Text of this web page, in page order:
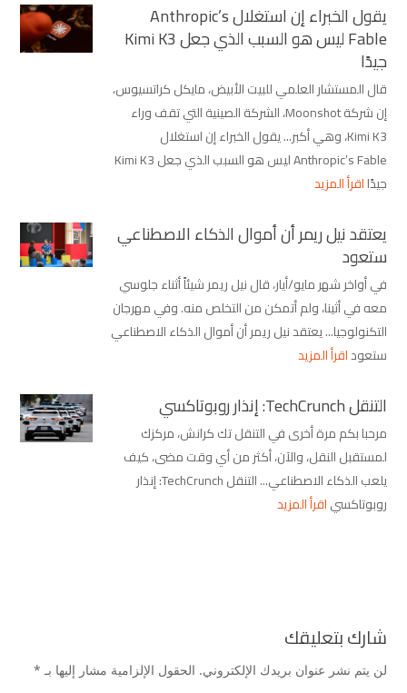
يقول الخبراء إن استغلال Anthropic’s
Fable ليس هو السبب الذي جعل Kimi K3
جيدًا
قال المستشار العلمي للبيت الأبيض، مايكل كراتسيوس،
إن شركة Moonshot، الشركة الصينية التي تقف وراء
Kimi K3، وهي أكبر... يقول الخبراء إن استغلال
Anthropic’s Fable ليس هو السبب الذي جعل Kimi K3
جيدًااقرأ المزيد
يعتقد نيل ريمر أن أموال الذكاء الاصطناعي
ستعود
في أواخر شهر مايو/أيار، قال نيل ريمر شيئاً أثناء جلوسي
معه في أثينا، ولم أتمكن من التخلص منه. وفي مهرجان
التكنولوجيا... يعتقد نيل ريمر أن أموال الذكاء الاصطناعي
ستعوداقرأ المزيد
التنقل TechCrunch: إنذار روبوتاكسي
مرحبا بكم مرة أخرى في التنقل تك كرانش، مركزك
لمستقبل النقل، والآن، أكثر من أي وقت مضى، كيف
يلعب الذكاء الاصطناعي... التنقل TechCrunch: إنذار
روبوتاكسياقرأ المزيد
شارك بتعليقك
لن يتم نشر عنوان بريدك الإلكتروني. الحقول الإلزامية مشار إليها بـ *